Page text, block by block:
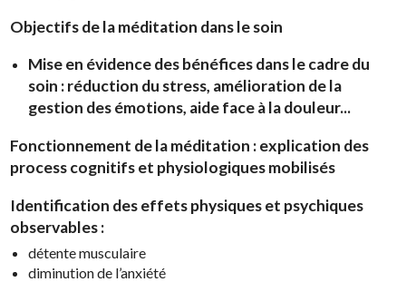
Objectifs de la méditation dans le soin
Mise en évidence des bénéfices dans le cadre du
soin : réduction du stress, amélioration de la
gestion des émotions, aide face à la douleur...
Fonctionnement de la méditation :explication des
process cognitifs et physiologiques mobilisés
Identification des effetsphysiques et psychiques
observables :
détente musculaire
diminution de l’anxiété